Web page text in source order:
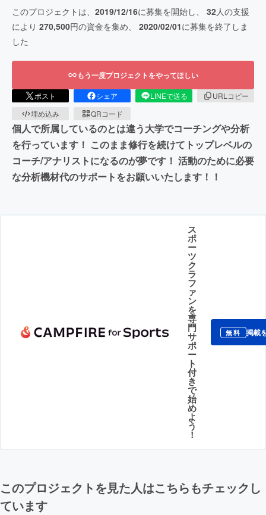
このプロジェクトは、 2019/12/16に募集を開始し、 32人の支援
により 270,500円の資金を集め、 2020/02/01に募集を終了しま
した
もう一度プロジェクトをやってほしい
ポスト シェア LINEで送る
URLコピー
埋め込み
QRコード
個人で所属しているのとは違う大学でコーチングや分析
を行っています！ このまま修行を続けてトップレベルの
コーチ/アナリストになるのが夢です！ 活動のために必要
な分析機材代のサポートをお願いいたします！！
ス
ポ
ー
ツ
ク
ラ
フ
ァ
ン
を
専
門
サ
ポ
ー
ト
付
き
で
始
め
よ
う
！
無料 掲載
このプロジェクトを見た人はこちらもチェックし
ています